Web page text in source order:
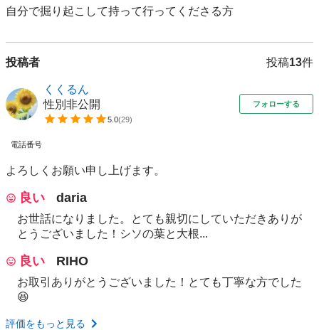
自分で掘り起こして持って行ってくださる方
投稿者 投稿13件
くくるん
性別非公開
5.0(29)
フォローする
電話番号
よろしくお願い申し上げます。
良い daria
お世話になりました。とても親切にしていただきありが
とうございました！シソの葉と大根...
良い RIHO
お取引ありがとうございました！とても丁寧な方でした
😆
評価をもっと見る